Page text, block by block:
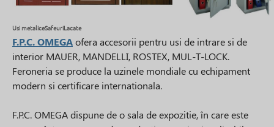
Usi metaliceSafeuriLacate
F.P.C. OMEGAofera accesorii pentru usi de intrare si de
interior MAUER, MANDELLI, ROSTEX, MUL-T-LOCK.
Feroneria se produce la uzinele mondiale cu echipament
modern si certificare internationala.
F.P.C. OMEGA dispune de o sala de expozitie, în care este